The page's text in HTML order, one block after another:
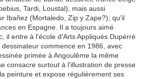
Tardi, Loustal), mais aussi
Ibañez (Mortaledo, Zip y Zape?), qu'il
en Espagne. Il a toujours aimé
il entre à l'école d'Arts Appliqués Dupérré
commence en 1986, avec
primée à Angoulême la même
consacre surtout à l'illustration de presse
peinture et expose régulièrement ses